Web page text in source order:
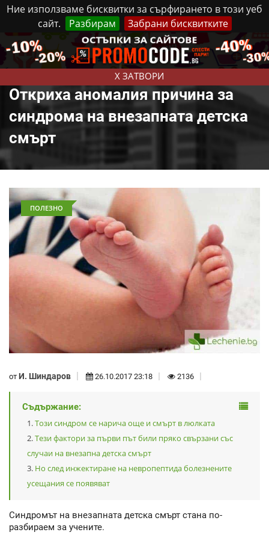
Ние използваме бисквитки за сърфирането в този уеб
сайт.
Разбирам Забрани бисквитките
X ЗАТВОРИ
Петък, 7 Август, 2026 Реклама Контакти
Откриха аномалия причина за
синдрома на внезапната детска
смърт
ПОЛЕЗНО
от И. Шиндаров 26.10.2017 23:18 2136
Съдържание:
Този синдром се нарича още и смърт в люлката
Тези фактори за първи път били пряко свързани със
случаи на внезапна детска смърт
Но след инжектиране на невропептида болезнените
усещания се появяват
Синдромът на внезапната детска смърт стана по-
разбираем за учените.